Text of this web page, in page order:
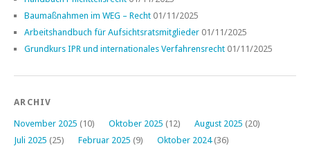
Baumaßnahmen im WEG – Recht 01/11/2025
Arbeitshandbuch für Aufsichtsratsmitglieder 01/11/2025
Grundkurs IPR und internationales Verfahrensrecht 01/11/2025
ARCHIV
November 2025 (10) Oktober 2025 (12) August 2025 (20)
Juli 2025 (25) Februar 2025 (9) Oktober 2024(36)